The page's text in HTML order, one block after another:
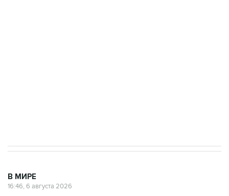
В МИРЕ
16:46, 6 августа 2026